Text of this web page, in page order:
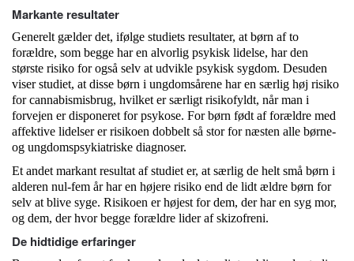
Markante resultater
Generelt gælder det, ifølge studiets resultater, at børn af to
forældre, som begge har en alvorlig psykisk lidelse, har den
største risiko for også selv at udvikle psykisk sygdom. Desuden
viser studiet, at disse børn i ungdomsårene har en særlig høj risiko
for cannabismisbrug, hvilket er særligt risikofyldt, når man i
forvejen er disponeret for psykose. For børn født af forældre med
affektive lidelser er risikoen dobbelt så stor for næsten alle børne-
og ungdomspsykiatriske diagnoser.
Et andet markant resultat af studiet er, at særlig de helt små børn i
alderen nul-fem år har en højere risiko end de lidt ældre børn for
selv at blive syge. Risikoen er højest for dem, der har en syg mor,
og dem, der hvor begge forældre lider af skizofreni.
De hidtidige erfaringer